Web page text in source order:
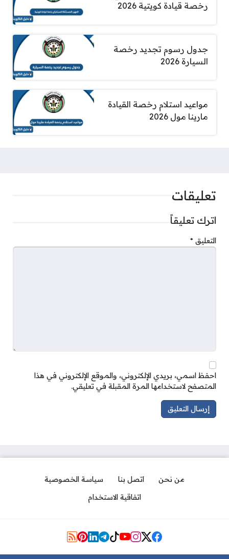
رخصة قيادة كويتية 2026
جدول رسوم تجديد رخصة
السيارة 2026
مواعيد استلام رخصة القيادة
مارينا مول 2026
تعليقات
اترك تعليقاً
التعليق *
احفظ اسمي، بريدي الإلكتروني، والموقع الإلكتروني في هذا
المتصفح لاستخدامها المرة المقبلة في تعليقي.
من نحن اتصل بنا
سياسة الخصوصية
اتفاقية الاستخدام
Social Links